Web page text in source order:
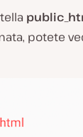
potete